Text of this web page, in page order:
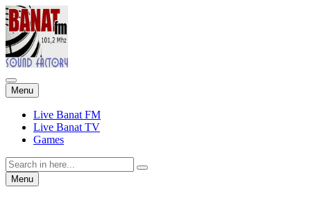
Menu Skip
to
content
Live Banat FM
Live Banat TV
Games
Search
for:Menu Skip
to